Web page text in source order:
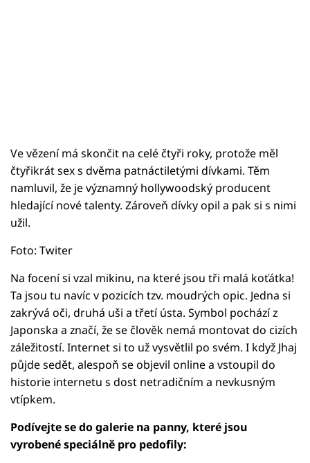
Ve vězení má skončit na celé čtyři roky, protože měl
čtyřikrát sex s dvěma patnáctiletými dívkami. Těm
namluvil, že je významný hollywoodský producent
hledající nové talenty. Zároveň dívky opil a pak si s nimi
užil.
Foto: Twiter
Na focení si vzal mikinu, na které jsou tři malá koťátka!
Ta jsou tu navíc v pozicích tzv. moudrých opic. Jedna si
zakrývá oči, druhá uši a třetí ústa. Symbol pochází z
Japonska a značí, že se člověk nemá montovat do cizích
záležitostí. Internet si to už vysvětlil po svém. I když Jhaj
půjde sedět, alespoň se objevil online a vstoupil do
historie internetu s dost netradičním a nevkusným
vtípkem.
Podívejte se do galerie na panny, které jsou
vyrobené speciálně pro pedofily: